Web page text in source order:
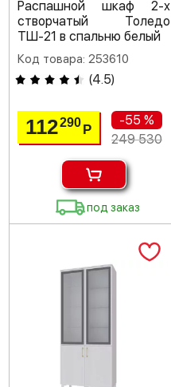
Распашной шкаф 2-х
створчатый Толедо
ТШ-21 в спальню белый
Код товара: 253610
(4.5)
112290Р
-55 %
249 530
под заказ